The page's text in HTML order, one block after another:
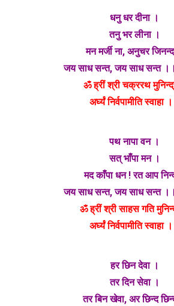
धनु धर दीना ।
तनु भर लीना ।
मन मर्जी ना, अनुचर
जय साध सन्त, जय साध सन्त
ॐ ह्रीं श्री चक्ररथ
अर्घ्यं निर्वपामीति स्वाहा
पथ नापा वन ।
सत् भाँपा मन ।
मद काँपा धन ! रत आप
जय साध सन्त, जय साध सन्त
ॐ ह्रीं श्री साहस गति
अर्घ्यं निर्वपामीति स्वाहा
हर छिन देवा ।
तर दिन सेवा ।
तर बिन खेवा, अर छिन्द